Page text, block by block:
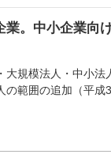
。中小企業向
規模法人・中小法
範囲の追加（平成